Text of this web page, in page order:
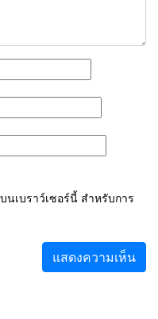
เบราว์เซอร์นี้ สำหรับการ